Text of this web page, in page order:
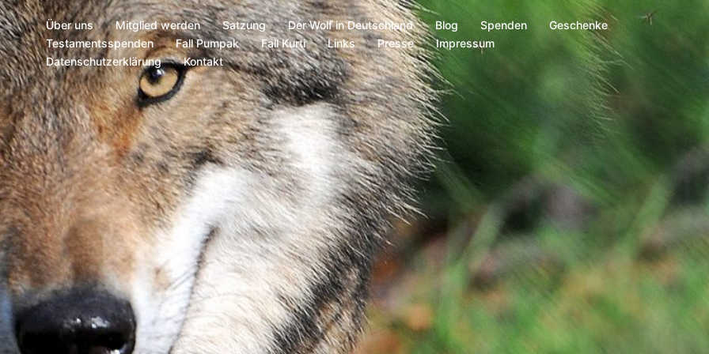
Über uns Mitglied werden Satzung Der Wolf in Deutschland Blog Spenden
Geschenke
Testamentsspenden
Fall Pumpak Fall Kurti Links Presse
Impressum
Datenschutzerklärung
Kontakt